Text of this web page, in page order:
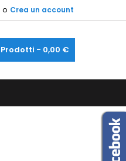
o Crea un account
Prodotti - 0,00 €